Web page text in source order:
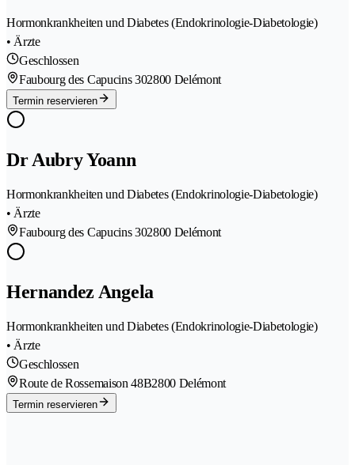
Hormonkrankheiten und Diabetes (Endokrinologie-Diabetologie)
• Ärzte
Geschlossen
Faubourg des Capucins 302800 Delémont
Termin reservieren
Dr Aubry Yoann
Hormonkrankheiten und Diabetes (Endokrinologie-Diabetologie)
• Ärzte
Faubourg des Capucins 302800 Delémont
Hernandez Angela
Hormonkrankheiten und Diabetes (Endokrinologie-Diabetologie)
• Ärzte
Geschlossen
Route de Rossemaison 48B2800 Delémont
Termin reservieren